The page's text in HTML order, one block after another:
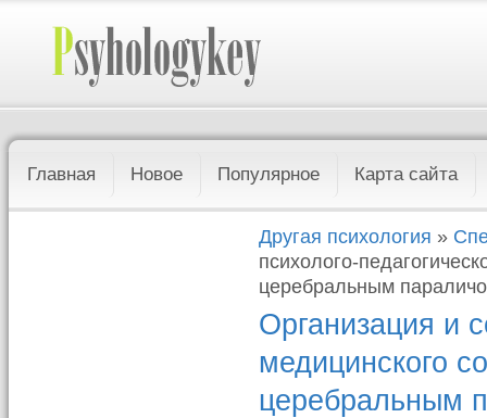
Главная Новое Популярное Карта сайта
Другая психология »
психолого-
церебральным
Организация и
медицинского
церебральным